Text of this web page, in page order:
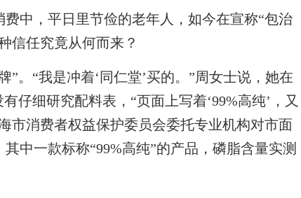
，平日里节俭的老年人，如今在宣称“包治
信任究竟从何而来？
“我是冲着‘同仁堂’买的。”周女士说，她在
仔细研究配料表，“页面上写着‘99%高纯’，又
市消费者权益保护委员会委托专业机构对市面
中一款标称“99%高纯”的产品，磷脂含量实测